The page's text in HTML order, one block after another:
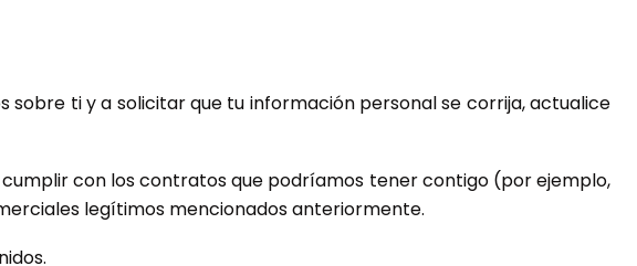
ti y a solicitar que tu información personal se corrija, actualice
con los contratos que podríamos tener contigo (por ejemplo,
legítimos mencionados anteriormente.